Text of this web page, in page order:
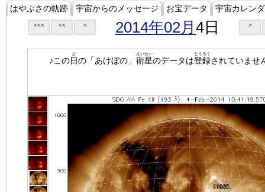
はやぶさの軌跡 宇宙からのメッセージ お宝データ 宇宙カレン
<<< << < 2014年02月 4日 >
♪この日
ひ
の「あけぼの」 衛星
えいせい
のデータは登録
とうろく
されていませ